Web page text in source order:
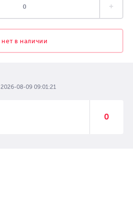
нет в наличии
2026-08-09 09:01:21
0